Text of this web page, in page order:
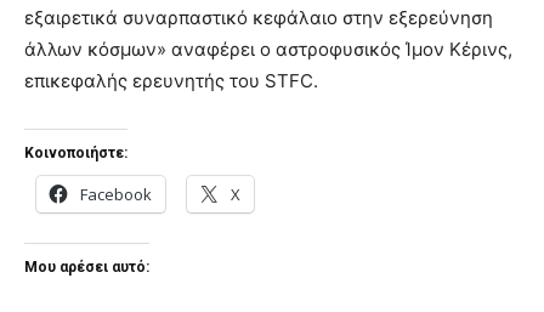
εξαιρετικά συναρπαστικό κεφάλαιο στην εξερεύνηση
άλλων κόσμων» αναφέρει ο αστροφυσικός Ίμον Κέρινς,
επικεφαλής ερευνητής του STFC.
Κοινοποιήστε:
Facebook X
Μου αρέσει αυτό: